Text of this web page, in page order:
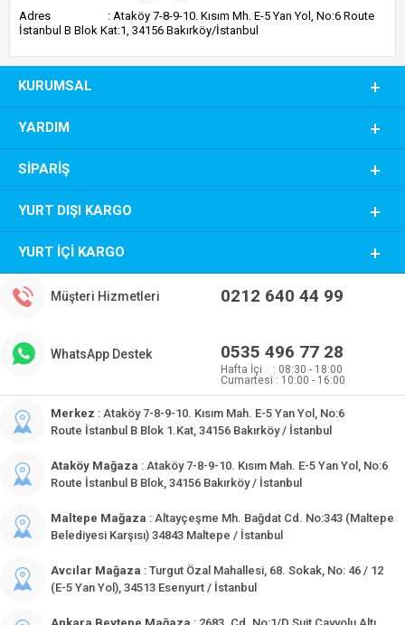
Adres : Ataköy 7-8-9-10. Kısım Mh. E-5 Yan Yol, No:6 Route
İstanbul B Blok Kat:1, 34156 Bakırköy/İstanbul
KURUMSAL
YARDIM
SIPARIŞ
YURT DIŞI KARGO
YURT İÇI KARGO
Müşteri Hizmetleri 0212 640 44 99
WhatsApp Destek 0535 496 77 28
Hafta İçi : 08:30 - 18:00
Cumartesi : 10:00 - 16:00
Merkez : Ataköy 7-8-9-10. Kısım Mah. E-5 Yan Yol, No:6
Route İstanbul B Blok 1.Kat, 34156 Bakırköy / İstanbul
Ataköy Mağaza : Ataköy 7-8-9-10. Kısım Mah. E-5 Yan Yol, No:6
Route İstanbul B Blok, 34156 Bakırköy / İstanbul
Maltepe Mağaza : Altayçeşme Mh. Bağdat Cd. No:343 (Maltepe
Belediyesi Karşısı) 34843 Maltepe / İstanbul
Avcılar Mağaza : Turgut Özal Mahallesi, 68. Sokak, No: 46 / 12
(E-5 Yan Yol), 34513 Esenyurt / İstanbul